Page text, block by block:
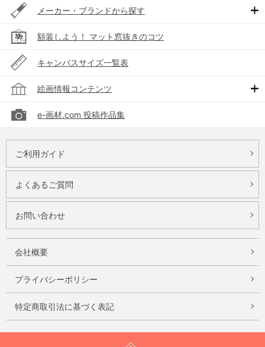
メーカー・ブランドから探す
額装しよう！ マット窓抜きのコツ
キャンバスサイズ一覧表
絵画情報コンテンツ
e-画材.com 投稿作品集
ご利用ガイド
よくあるご質問
お問い合わせ
会社概要
プライバシーポリシー
特定商取引法に基づく表記